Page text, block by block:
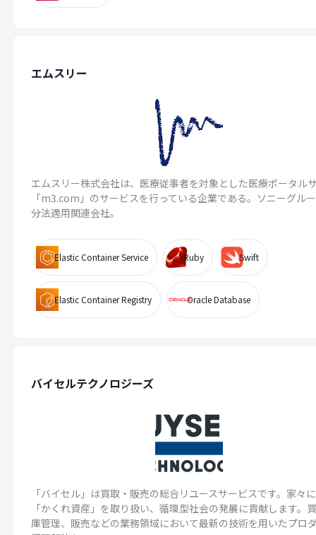
エムスリー
エムスリー株式会社は、医療従事者を対象とした医療ポータル
「m3.com」のサービスを行っている企業である。ソニーグル
分法適用関連会社。
Elastic Container Service Ruby Swift
Elastic Container Registry Oracle Database
バイセルテクノロジーズ
「バイセル」は買取・販売の総合リユースサービスです。家々
「かくれ資産」を取り扱い、循環型社会の発展に貢献します。
庫管理、販売などの業務領域において最新の技術を用いたプロ